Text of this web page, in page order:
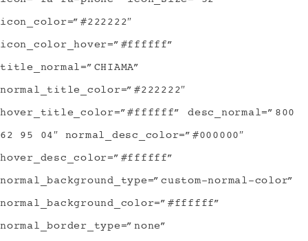
icon_color=”#222222″
icon_color_hover=”#ffffff”
title_normal=”CHIAMA”
normal_title_color=”#222222″
hover_title_color=”#ffffff” desc_normal=”800
62 95 04″ normal_desc_color=”#000000″
hover_desc_color=”#ffffff”
normal_background_type=”custom-normal-color”
normal_background_color=”#ffffff”
normal_border_type=”none”